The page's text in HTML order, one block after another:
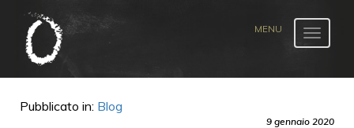
Toggle
Pubblicato in: Blog
9 gennaio 2020